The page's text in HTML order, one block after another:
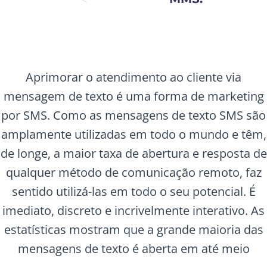
Aprimorar o atendimento ao cliente via
mensagem de texto é uma forma de marketing
por SMS. Como as mensagens de texto SMS são
amplamente utilizadas em todo o mundo e têm,
de longe, a maior taxa de abertura e resposta de
qualquer método de comunicação remoto, faz
sentido utilizá-las em todo o seu potencial. É
imediato, discreto e incrivelmente interativo. As
estatísticas mostram que a grande maioria das
mensagens de texto é aberta em até meio